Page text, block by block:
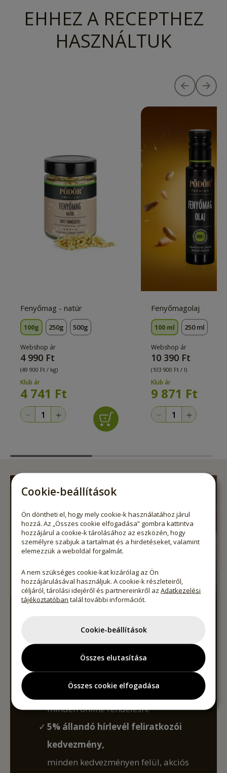
EHHEZ A RECEPTHEZ
HASZNÁLTUK
Fenyőmag - natúr
100g 250g 500g
Webshop ár
4 990 Ft
(49 900 Ft / kg)
Klub ár
4 741 Ft
Fenyőmagolaj
100 ml 250 ml
Webshop ár
10 390 Ft
(103 900 Ft / l)
Klub ár
9 871 Ft
KLUBTAG!
Élvezze az exkluzív előnyöket, különleges
ajánlatokat.
5% azonnali klubtag kedvezmény
minden online rendelésre
5% állandó hírlevél feliratkozói
kedvezmény,
minden kedvezményen felül, akciós
Cookie-beállítások
Ön döntheti el, hogy mely cookie-k használatához járul
hozzá. Az „Összes cookie elfogadása” gombra kattintva
hozzájárul a cookie-k tárolásához az eszközén, hogy
személyre szabjuk a tartalmat és a hirdetéseket, valamint
elemezzük a weboldal forgalmát.
A nem szükséges cookie-kat kizárólag az Ön
hozzájárulásával használjuk. A cookie-k részleteiről,
céljáról, tárolási idejéről és partnereinkről azAdatkezelési
tájékoztatóban talál további információt.
Cookie-beállítások
Összes elutasítása
Összes cookie elfogadása